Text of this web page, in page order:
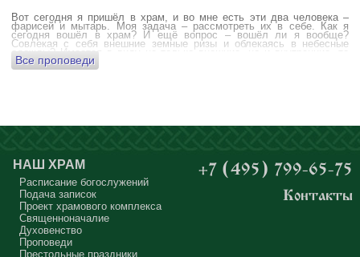
Вот сегодня я пришёл в храм, и во мне есть эти два человека –
фарисей и мытарь. Моя задача – рассмотреть их в себе. Как я
сегодня вошёл в храм? И ещё вопрос – вошёл ли я вообще?
Совлекая с себя внешние земные ризы и облекаясь в небесные
одежды? Имеется в виду не только внешние, но и внутренние, то
есть помыслы.
сердца?
Бог открыл помыслы людей, стоящих в храме, и он ужаснулся
тому, что никто из них не молится – ни один человек, кроме одного
мальчика. Мысли у людей о чём угодно: о работе, о молодой жене
или возлюбленной, о детях, о долгах, о футбольном матче, о
путешествиях, о скором отпуске, о билетах, о машине, об одежде, о
том, что будет после службы, где я буду обедать, куда пойду, что
подарить, что подарят, что я посмотрю, что, может быть, почитаю...
Где здесь место для Бога?
А мальчик молился о больной маме. Молился искренне – и мама
Все проповеди
НАШ ХРАМ
Расписание богослужений
Подача записок
Проект храмового комплекса
Священноначалие
Духовенство
Проповеди
Престольные праздники
+7 (495) 799-65-75
Контакты